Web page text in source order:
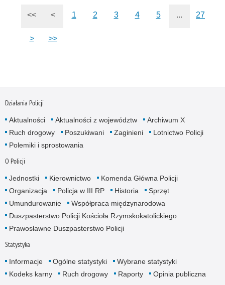
<< < 1 2 3 4 5 ... 27
> >>
Działania Policji
Aktualności Aktualności z województw
Archiwum X
Ruch drogowy
Poszukiwani Zaginieni
Lotnictwo Policji
Polemiki i sprostowania
O Policji
Jednostki Kierownictwo
Komenda Główna Policji
Organizacja
Policja w III RP Historia
Sprzęt
Umundurowanie
Współpraca międzynarodowa
Duszpasterstwo Policji Kościoła Rzymskokatolickiego
Prawosławne Duszpasterstwo Policji
Statystyka
Informacje Ogólne statystyki
Wybrane statystyki
Kodeks karny
Ruch drogowy Raporty Opinia publiczna